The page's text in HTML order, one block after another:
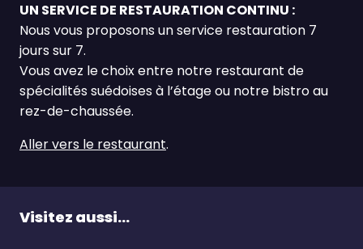
UN SERVICE DE RESTAURATION CONTINU :
Nous vous proposons un service restauration 7
jours sur 7.
Vous avez le choix entre notre restaurant de
spécialités suédoises à l’étage ou notre bistro au
rez-de-chaussée.
Aller vers le restaurant.
Visitez aussi...